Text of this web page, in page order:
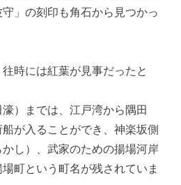
」の刻印も角石から見つかっ
往時には紅葉が見事だったと
）までは、江戸湾から隅田
が入ることができ、神楽坂側
し）、武家のための揚場河岸
町という町名が残されていま